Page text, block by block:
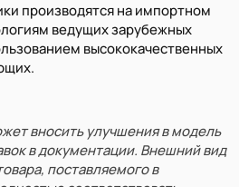
производятся на импортном
ведущих зарубежных
высококачественных
вносить улучшения в модель
в документации. Внешний вид
поставляемого в